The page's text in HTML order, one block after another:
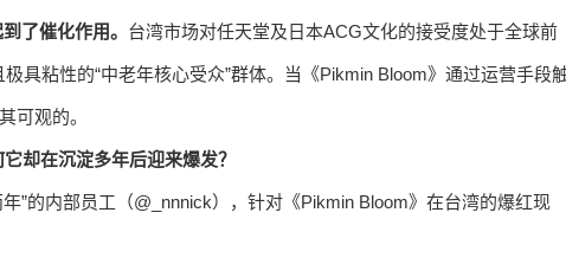
了催化作用。 台湾市场对任天堂及日本ACG文化的接受度处于全球前
具粘性的“中老年核心受众”群体。当《Pikmin Bloom》通过运营手段
可观的。
却在沉淀多年后迎来爆发？
”的内部员工（@_nnnick），针对《Pikmin Bloom》在台湾的爆红现